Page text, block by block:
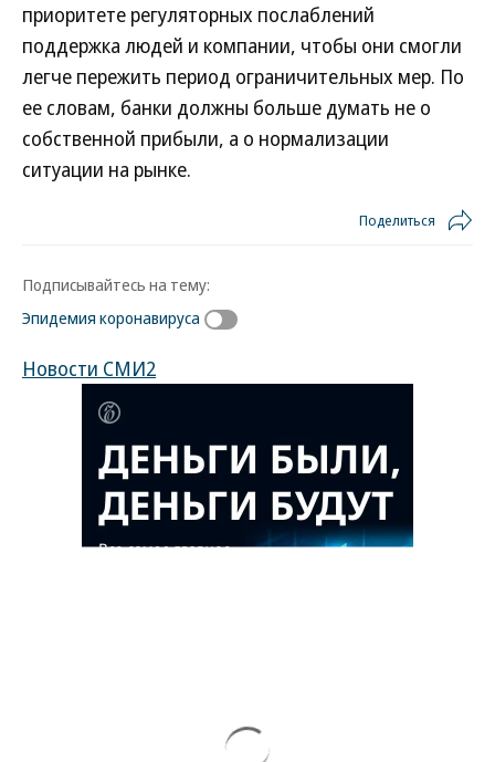
приоритете регуляторных послаблений
поддержка людей и компании, чтобы они смогли
легче пережить период ограничительных мер. По
ее словам, банки должны больше думать не о
собственной прибыли, а о нормализации
ситуации на рынке.
Поделиться
Подписывайтесь на тему:
Эпидемия коронавируса
Новости СМИ2